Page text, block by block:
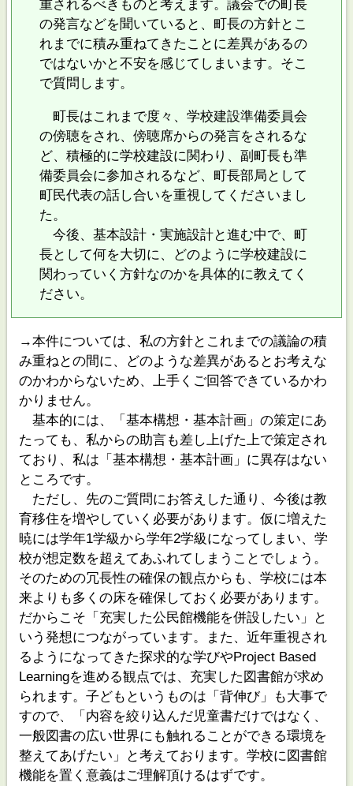
重されるべきものと考えます。議会での町長
の発言などを聞いていると、町長の方針とこ
れまでに積み重ねてきたことに差異があるの
ではないかと不安を感じてしまいます。そこ
で質問します。
町長はこれまで度々、学校建設準備委員会
の傍聴をされ、傍聴席からの発言をされるな
ど、積極的に学校建設に関わり、副町長も準
備委員会に参加されるなど、町長部局として
町民代表の話し合いを重視してくださいまし
た。
今後、基本設計・実施設計と進む中で、町
長として何を大切に、どのように学校建設に
関わっていく方針なのかを具体的に教えてく
ださい。
→本件については、私の方針とこれまでの議論の積
み重ねとの間に、どのような差異があるとお考えな
のかわからないため、上手くご回答できているかわ
かりません。
基本的には、「基本構想・基本計画」の策定にあ
たっても、私からの助言も差し上げた上で策定され
ており、私は「基本構想・基本計画」に異存はない
ところです。
ただし、先のご質問にお答えした通り、今後は教
育移住を増やしていく必要があります。仮に増えた
暁には学年1学級から学年2学級になってしまい、学
校が想定数を超えてあふれてしまうことでしょう。
そのための冗長性の確保の観点からも、学校には本
来よりも多くの床を確保しておく必要があります。
だからこそ「充実した公民館機能を併設したい」と
いう発想につながっています。また、近年重視され
るようになってきた探求的な学びやProject Based
Learningを進める観点では、充実した図書館が求め
られます。子どもというものは「背伸び」も大事で
すので、「内容を絞り込んだ児童書だけではなく、
一般図書の広い世界にも触れることができる環境を
整えてあげたい」と考えております。学校に図書館
機能を置く意義はご理解頂けるはずです。